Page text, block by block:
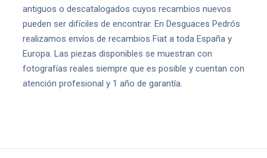
antiguos o descatalogados cuyos recambios nuevos
pueden ser difíciles de encontrar. En Desguaces Pedrós
realizamos envíos de recambios Fiat a toda España y
Europa. Las piezas disponibles se muestran con
fotografías reales siempre que es posible y cuentan con
atención profesional y 1 año de garantía.